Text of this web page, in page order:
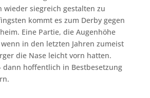
wieder siegreich gestalten zu
kommt es zum Derby gegen
Eine Partie, die Augenhöhe
in den letzten Jahren zumeist
die Nase leicht vorn hatten.
dann hoffentlich in Bestbesetzung